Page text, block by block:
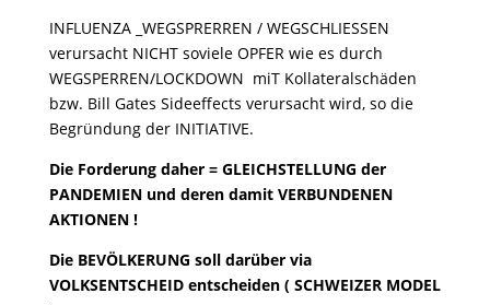
INFLUENZA _WEGSPRERREN / WEGSCHLIESSEN
verursacht NICHT soviele OPFER wie es durch
WEGSPERREN/LOCKDOWN miT Kollateralschäden
bzw. Bill Gates Sideeffects verursacht wird, so die
Begründung der INITIATIVE.
Die Forderung daher = GLEICHSTELLUNG der
PANDEMIEN und deren damit VERBUNDENEN
AKTIONEN !
Die BEVÖLKERUNG soll darüber via
VOLKSENTSCHEID entscheiden ( SCHWEIZER MODEL